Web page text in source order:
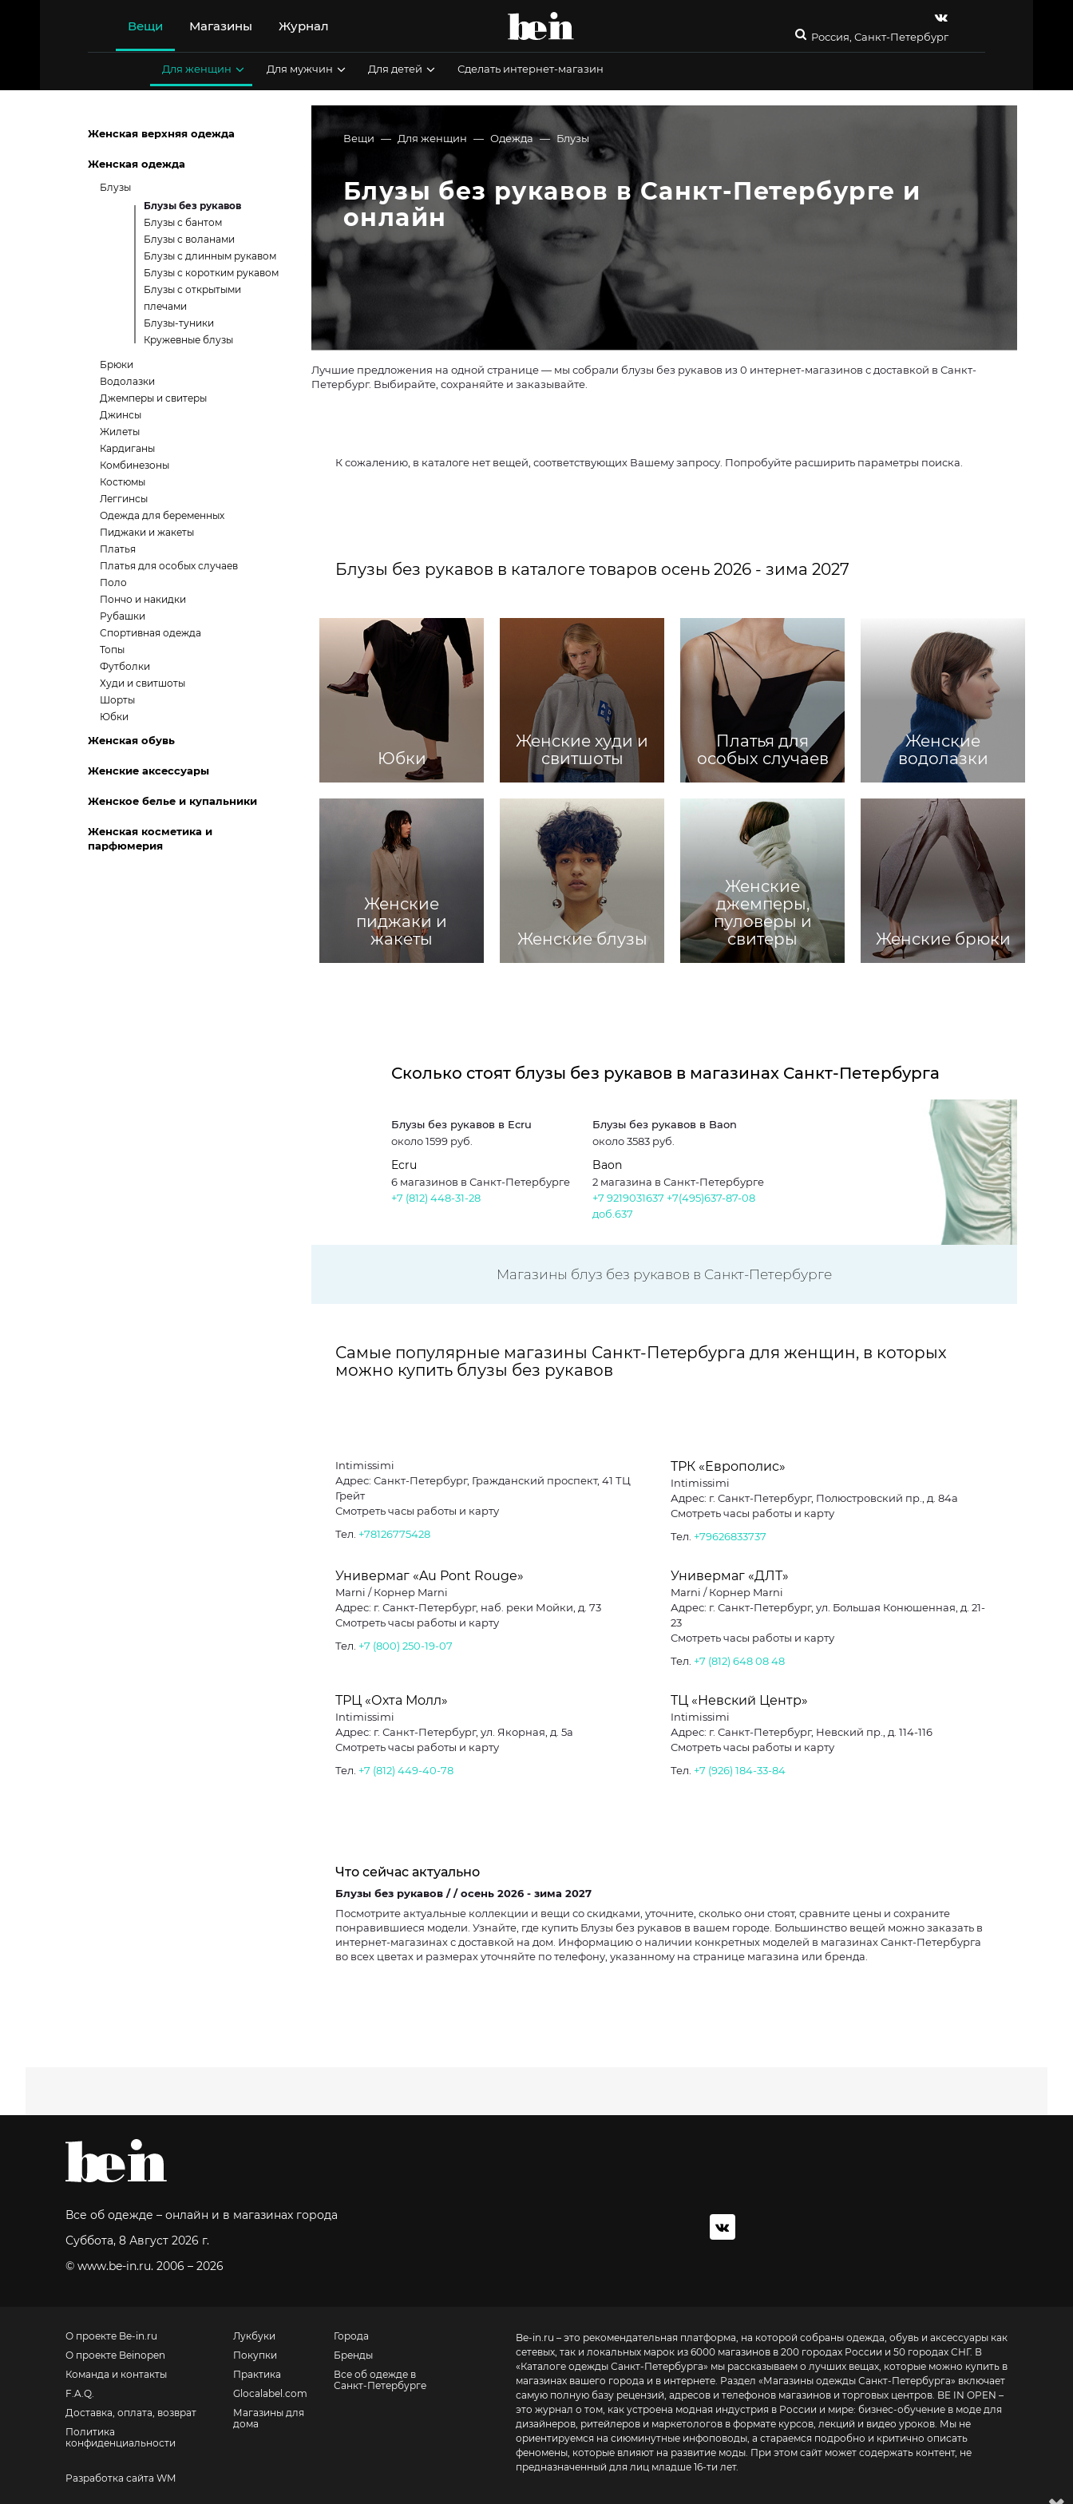
Вещи Магазины Журнал
Россия, Санкт-Петербург
Для женщин Для мужчин Для детей Сделать интернет-магазин
Вещи Для женщин Одежда Блузы
Блузы без рукавов в Санкт-Петербурге и
онлайн
Лучшие предложения на одной странице — мы собрали блузы без рукавов из 0 интернет-магазинов с доставкой в Санкт-
Петербург. Выбирайте, сохраняйте и заказывайте.
К сожалению, в каталоге нет вещей, соответствующих Вашему запросу. Попробуйте расширить параметры поиска.
Блузы без рукавов в каталоге товаров осень 2026 - зима 2027
Юбки
Женские худи и
свитшоты
Платья для
особых случаев
Женские
водолазки
Женские
пиджаки и
жакеты
Женские блузы
Женские
джемперы,
пуловеры и
свитеры
Женские брюки
Сколько стоят блузы без рукавов в магазинах Санкт-Петербурга
Блузы без рукавов в Ecru
около 1599 руб.
Ecru
6 магазинов в Санкт-Петербурге
+7 (812) 448-31-28
Блузы без рукавов в Baon
около 3583 руб.
Baon
2 магазина в Санкт-Петербурге
+7 9219031637 +7(495)637-87-08
доб.637
Магазины блуз без рукавов в Санкт-Петербурге
Самые популярные магазины Санкт-Петербурга для женщин, в которых
можно купить блузы без рукавов
Intimissimi
Адрес: Санкт-Петербург, Гражданский проспект, 41 ТЦ
Грейт
Смотреть часы работы и карту
Тел. +78126775428
ТРК «Европолис»
Intimissimi
Адрес: г. Санкт-Петербург, Полюстровский пр., д. 84а
Смотреть часы работы и карту
Тел. +79626833737
Универмаг «Au Pont Rouge»
Marni / Корнер Marni
Адрес: г. Санкт-Петербург, наб. реки Мойки, д. 73
Смотреть часы работы и карту
Тел. +7 (800) 250-19-07
Универмаг «ДЛТ»
Marni / Корнер Marni
Адрес: г. Санкт-Петербург, ул. Большая Конюшенная, д. 21-
23
Смотреть часы работы и карту
Тел. +7 (812) 648 08 48
ТРЦ «Охта Молл»
Intimissimi
Адрес: г. Санкт-Петербург, ул. Якорная, д. 5а
Смотреть часы работы и карту
Тел. +7 (812) 449-40-78
ТЦ «Невский Центр»
Intimissimi
Адрес: г. Санкт-Петербург, Невский пр., д. 114-116
Смотреть часы работы и карту
Тел. +7 (926) 184-33-84
Что сейчас актуально
Блузы без рукавов / / осень 2026 - зима 2027
Посмотрите актуальные коллекции и вещи со скидками, уточните, сколько они стоят, сравните цены и сохраните
понравившиеся модели. Узнайте, где купить Блузы без рукавов в вашем городе. Большинство вещей можно заказать в
интернет-магазинах с доставкой на дом. Информацию о наличии конкретных моделей в магазинах Санкт-Петербурга
во всех цветах и размерах уточняйте по телефону, указанному на странице магазина или бренда.
Женская верхняя одежда
Женская одежда
Блузы
Блузы без рукавов
Блузы с бантом
Блузы с воланами
Блузы с длинным рукавом
Блузы с коротким рукавом
Блузы с открытыми
плечами
Блузы-туники
Кружевные блузы
Брюки
Водолазки
Джемперы и свитеры
Джинсы
Жилеты
Кардиганы
Комбинезоны
Костюмы
Леггинсы
Одежда для беременных
Пиджаки и жакеты
Платья
Платья для особых случаев
Поло
Пончо и накидки
Рубашки
Спортивная одежда
Топы
Футболки
Худи и свитшоты
Шорты
Юбки
Женская обувь
Женские аксессуары
Женское белье и купальники
Женская косметика и
парфюмерия
Все об одежде – онлайн и в магазинах города
Суббота, 8 Август 2026 г.
© www.be-in.ru. 2006 – 2026
О проекте Be-in.ru
О проекте Beinopen
Команда и контакты
F.A.Q.
Доставка, оплата, возврат
Политика
конфиденциальности
Лукбуки
Покупки
Практика
Glocalabel.com
Магазины для
дома
Города
Бренды
Все об одежде в
Санкт-Петербурге
Разработка сайта WM
Be-in.ru – это рекомендательная платформа, на которой собраны одежда, обувь и аксессуары как
сетевых, так и локальных марок из 6000 магазинов в 200 городах России и 50 городах СНГ. В
«Каталоге одежды Санкт-Петербурга» мы рассказываем о лучших вещах, которые можно купить в
магазинах вашего города и в интернете. Раздел «Магазины одежды Санкт-Петербурга» включает
самую полную базу рецензий, адресов и телефонов магазинов и торговых центров. BE IN OPEN –
это журнал о том, как устроена модная индустрия в России и мире: бизнес-обучение в моде для
дизайнеров, ритейлеров и маркетологов в формате курсов, лекций и видео уроков. Мы не
ориентируемся на сиюминутные инфоповоды, а стараемся подробно и критично описать
феномены, которые влияют на развитие моды. При этом сайт может содержать контент, не
предназначенный для лиц младше 16-ти лет.